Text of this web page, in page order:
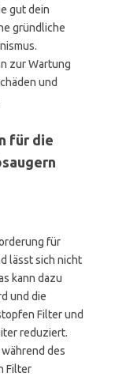
gut dein
gründliche
zur Wartung
und
für die
für
lässt sich nicht
kann dazu
und die
Filter und
reduziert.
des
Filter